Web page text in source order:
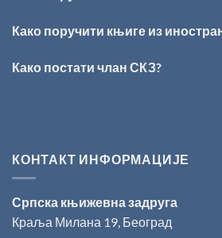
„Милован
поезију
Како поручити књиге из
Како постати члан СКЗ?
КОНТАКТ ИНФОРМАЦИЈЕ
Српска књижевна задруга
Краља Милана 19, Београд